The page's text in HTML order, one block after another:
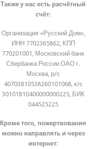
Также у нас есть расчётный
счёт:
Организация «Русский Дом»,
ИНН 7702365862, КПП
770201001, Московский банк
Сбербанка России ОАО г.
Москва, р/с
40703810538260101068, к/с
30101810400000000225, БИК
044525225
Кроме того, пожертвования
можно направлять и через
интернет: